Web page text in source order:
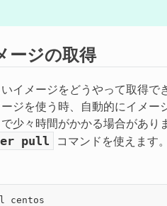
ージの取得
イメージをどうやって取得で
ジを使う時、自動的にイメ
少々時間がかかる場合があ
pull コマンドを使えます
centos